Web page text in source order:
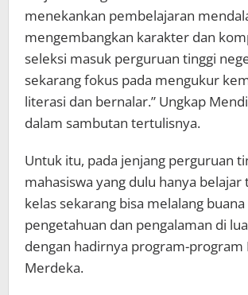
menekankan pembelajaran
mengembangkan karakter dan
seleksi masuk perguruan tinggi
sekarang fokus pada mengukur
literasi dan bernalar.” Ungkap
dalam sambutan tertulisnya.
Untuk itu, pada jenjang perguruan
mahasiswa yang dulu hanya belajar
kelas sekarang bisa melalang
pengetahuan dan pengalaman di
dengan hadirnya program-program
Merdeka.